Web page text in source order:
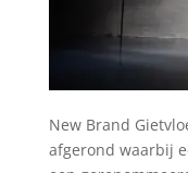
New Brand
afgerond waarbij